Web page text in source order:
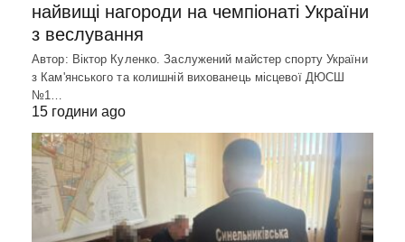
найвищі нагороди на чемпіонаті України
з веслування
Автор: Віктор Куленко. Заслужений майстер спорту України
з Кам'янського та колишній вихованець місцевої ДЮСШ
№1…
15 години ago